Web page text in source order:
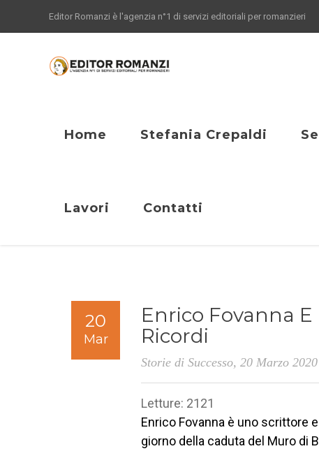
Editor Romanzi è l'agenzia n°1 di servizi editoriali per romanzieri
Home Stefania Crepaldi
Lavori Contatti
20
Mar
Enrico Fovanna E
Ricordi
Storie di Successo, 20 Marzo 2020
Letture: 2121
Enrico Fovanna è uno scrittore
giorno della caduta del Muro di